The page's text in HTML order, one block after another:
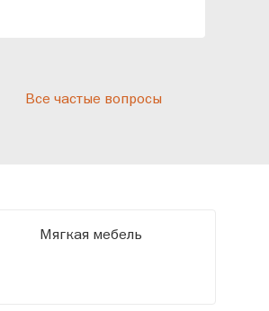
Все частые вопросы
Мягкая мебель